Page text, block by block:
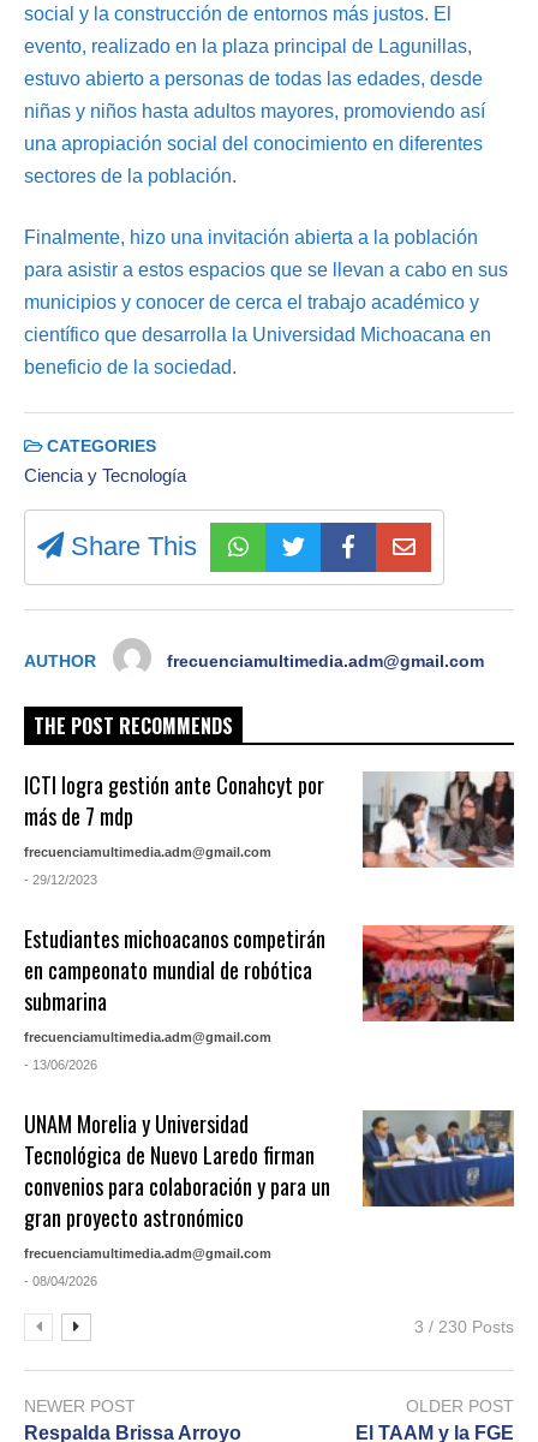
social y la construcción de entornos más justos. El
evento, realizado en la plaza principal de Lagunillas,
estuvo abierto a personas de todas las edades, desde
niñas y niños hasta adultos mayores, promoviendo así
una apropiación social del conocimiento en diferentes
sectores de la población.
Finalmente, hizo una invitación abierta a la población
para asistir a estos espacios que se llevan a cabo en sus
municipios y conocer de cerca el trabajo académico y
científico que desarrolla la Universidad Michoacana en
beneficio de la sociedad.
CATEGORIES
Ciencia y Tecnología
Share This
AUTHOR frecuenciamultimedia.adm@gmail.com
THE POST RECOMMENDS
ICTI logra gestión ante Conahcyt por
más de 7 mdp
frecuenciamultimedia.adm@gmail.com
- 29/12/2023
Estudiantes michoacanos competirán
en campeonato mundial de robótica
submarina
frecuenciamultimedia.adm@gmail.com
- 13/06/2026
UNAM Morelia y Universidad
Tecnológica de Nuevo Laredo firman
convenios para colaboración y para un
gran proyecto astronómico
frecuenciamultimedia.adm@gmail.com
- 08/04/2026
3 / 230 Posts
NEWER POST
Respalda Brissa Arroyo
OLDER POST
El TAAM y la FGE